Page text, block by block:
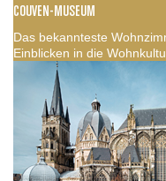
COUVEN-MUSEUM
Das bekannteste
Einblicken in die